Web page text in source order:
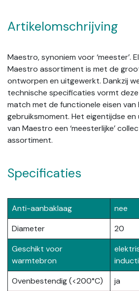
Artikelomschrijving
Maestro, synoniem voor ‘meester’.
Maestro assortiment is met de
ontworpen en uitgewerkt. Dankzij
technische specificaties vormt
match met de functionele eisen van
gebruiksmoment. Het eigentijdse en
van Maestro een ‘meesterlijke’
assortiment.
Specificaties
Anti-aanbaklaag
nee
Diameter
20
Geschikt voor
warmtebron
Ovenbestendig (<200°C)
ja